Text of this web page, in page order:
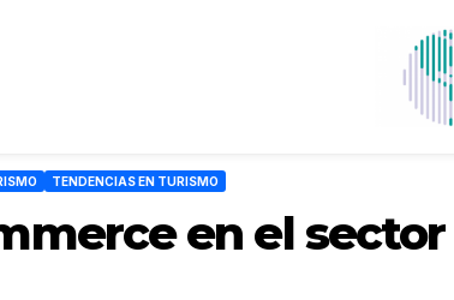
TENDENCIAS EN TURISMO
en el